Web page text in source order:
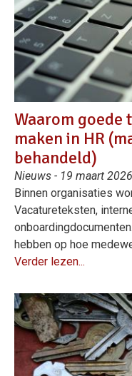
Waarom goede
maken in HR
behandeld)
Nieuws - 19 maart 2026
Binnen organisaties
Vacatureteksten,
hebben op hoe
Verder lezen...